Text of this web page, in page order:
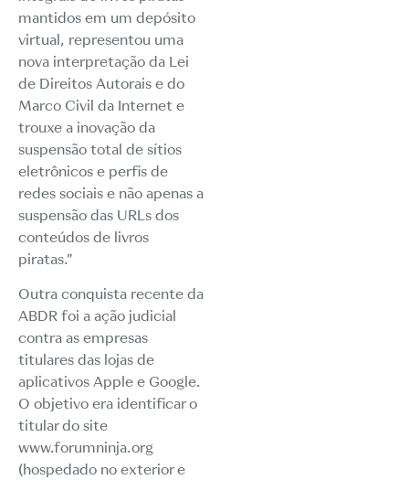
mantidos em um depósito
virtual, representou uma
nova interpretação da Lei
de Direitos Autorais e do
Marco Civil da Internet e
trouxe a inovação da
suspensão total de sítios
eletrônicos e perfis de
redes sociais e não apenas a
suspensão das URLs dos
conteúdos de livros
piratas.”
Outra conquista recente da
ABDR foi a ação judicial
contra as empresas
titulares das lojas de
aplicativos Apple e Google.
O objetivo era identificar o
titular do site
www.forumninja.org
(hospedado no exterior e